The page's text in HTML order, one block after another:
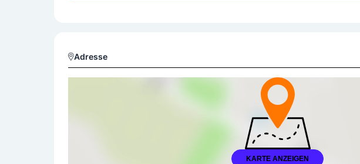
Adresse
KARTE ANZEIGEN